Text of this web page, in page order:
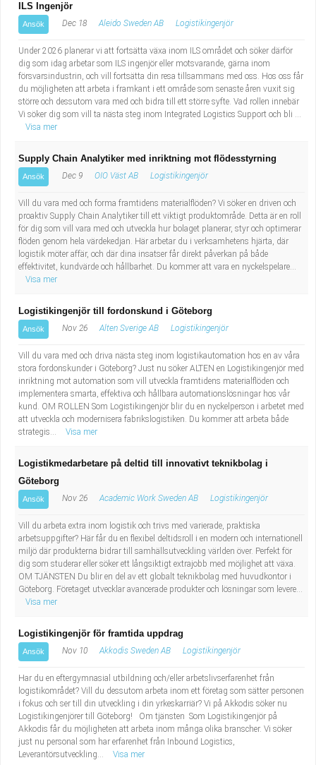
ILS Ingenjör
Ansök Dec 18 Aleido Sweden AB Logistikingenjör
Under 2026 planerar vi att fortsätta växa inom ILS området och söker därför
dig som idag arbetar som ILS ingenjör eller motsvarande, gärna inom
försvarsindustrin, och vill fortsätta din resa tillsammans med oss. Hos oss får
du möjligheten att arbeta i framkant i ett område som senaste åren vuxit sig
större och dessutom vara med och bidra till ett större syfte. Vad rollen innebär
Vi söker dig som vill ta nästa steg inom Integrated Logistics Support och bli ...
Visa mer
Supply Chain Analytiker med inriktning mot flödesstyrning
Ansök Dec 9 OIO Väst AB Logistikingenjör
Vill du vara med och forma framtidens materialflöden? Vi söker en driven och
proaktiv Supply Chain Analytiker till ett viktigt produktområde. Detta är en roll
för dig som vill vara med och utveckla hur bolaget planerar, styr och optimerar
flöden genom hela värdekedjan. Här arbetar du i verksamhetens hjärta, där
logistik möter affär, och där dina insatser får direkt påverkan på både
effektivitet, kundvärde och hållbarhet. Du kommer att vara en nyckelspelare...
Visa mer
Logistikingenjör till fordonskund i Göteborg
Ansök Nov 26 Alten Sverige AB Logistikingenjör
Vill du vara med och driva nästa steg inom logistikautomation hos en av våra
stora fordonskunder i Göteborg? Just nu söker ALTEN en Logistikingenjör med
inriktning mot automation som vill utveckla framtidens materialflöden och
implementera smarta, effektiva och hållbara automationslösningar hos vår
kund. OM ROLLEN Som Logistikingenjör blir du en nyckelperson i arbetet med
att utveckla och modernisera fabrikslogistiken. Du kommer att arbeta både
strategis...
Visa mer
Logistikmedarbetare på deltid till innovativt teknikbolag i
Göteborg
Ansök Nov 26 Academic Work Sweden AB Logistikingenjör
Vill du arbeta extra inom logistik och trivs med varierade, praktiska
arbetsuppgifter? Här får du en flexibel deltidsroll i en modern och internationell
miljö där produkterna bidrar till samhällsutveckling världen över. Perfekt för
dig som studerar eller söker ett långsiktigt extrajobb med möjlighet att växa.
OM TJÄNSTEN Du blir en del av ett globalt teknikbolag med huvudkontor i
Göteborg. Företaget utvecklar avancerade produkter och lösningar som levere...
Visa mer
Logistikingenjör för framtida uppdrag
Ansök Nov 10 Akkodis Sweden AB Logistikingenjör
Har du en eftergymnasial utbildning och/eller arbetslivserfarenhet från
logistikområdet? Vill du dessutom arbeta inom ett företag som sätter personen
i fokus och ser till din utveckling i din yrkeskarriär? Vi på Akkodis söker nu
Logistikingenjörer till Göteborg! Om tjänsten Som Logistikingenjör på
Akkodis får du möjligheten att arbeta inom många olika branscher. Vi söker
just nu personal som har erfarenhet från Inbound Logistics,
Leverantörsutveckling...
Visa mer